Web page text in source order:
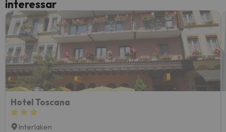
interessar
Hotel Toscana
Interlaken